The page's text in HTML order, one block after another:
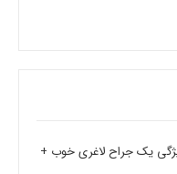
جراح لاغری (9 ویژگی یک جراح لاغری خوب +